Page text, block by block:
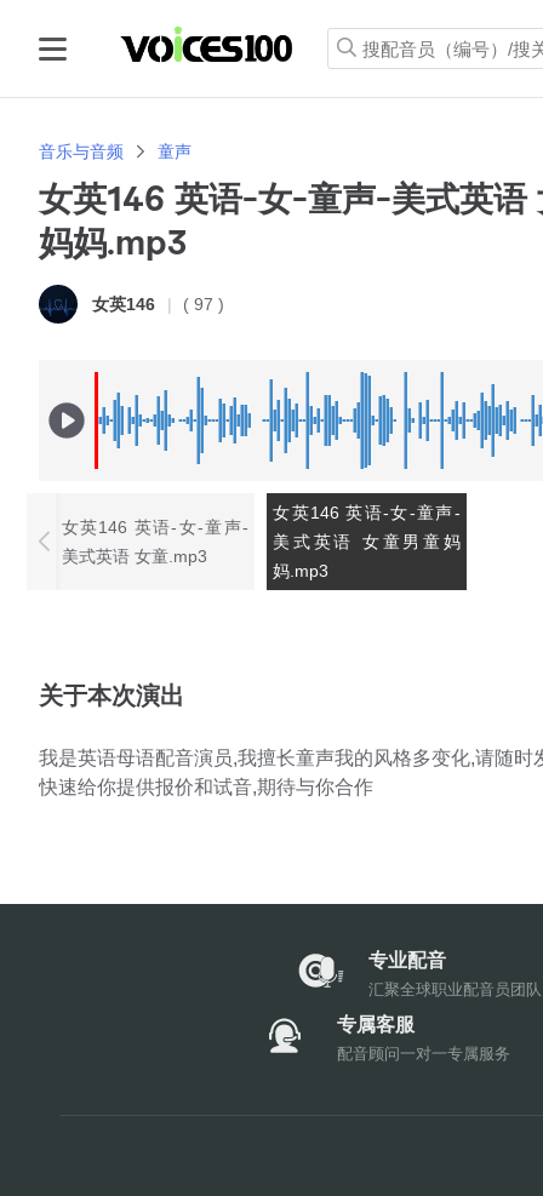
音乐与音频 童声
女英146 英语-女-童声-美式英语
妈妈.mp3
女英146 ( 97 )
女英146 英语-女-童声-
美式英语 女童.mp3
女英146 英语-女-童声-
美式英语 女童男童妈
妈.mp3
关于本次演出
我是英语母语配音演员,我擅长童声我的风格多变化,请随时
快速给你提供报价和试音,期待与你合作
专业配音
汇聚全球职业配音员团队
专属客服
配音顾问一对一专属服务